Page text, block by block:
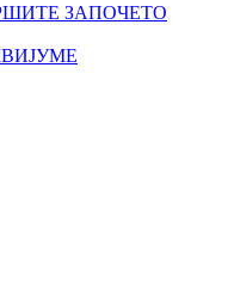
ЗАПОЧЕТО